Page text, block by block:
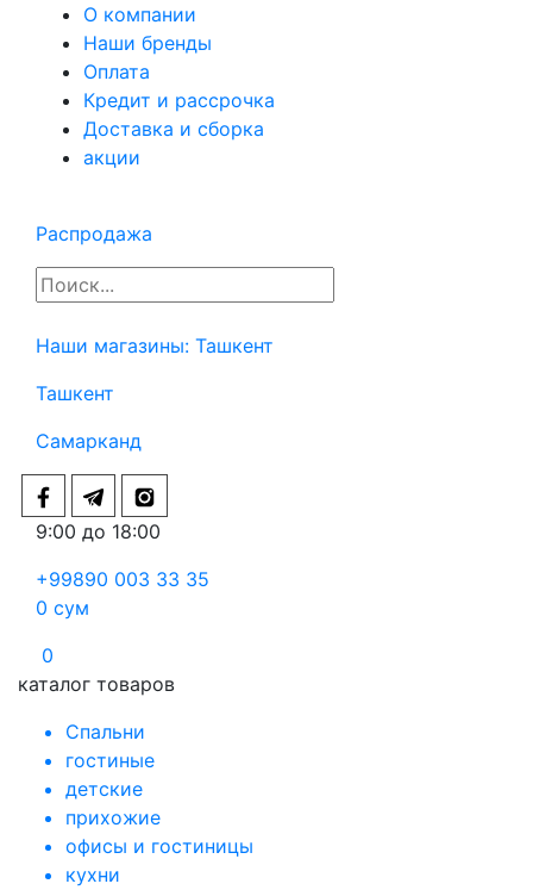
О компании
Наши бренды
Оплата
Кредит и рассрочка
Доставка и сборка
акции
Распродажа
Наши магазины: Ташкент
Ташкент
Самарканд
9:00 до 18:00
+99890 003 33 35
0 сум
0
каталог товаров
Спальни
гостиные
детские
прихожие
офисы и гостиницы
кухни